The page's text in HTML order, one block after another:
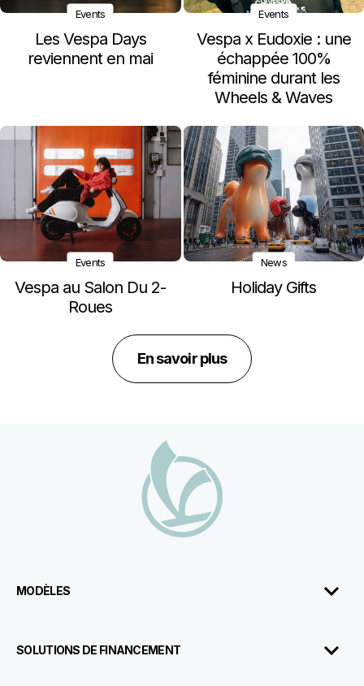
Events
Les Vespa Days
reviennent en mai
Events
Vespa x Eudoxie : une
échappée 100%
féminine durant les
Wheels & Waves
Events
Vespa au Salon Du 2-
Roues
News
Holiday Gifts
En savoir plus
MODÈLES
SOLUTIONS DE FINANCEMENT